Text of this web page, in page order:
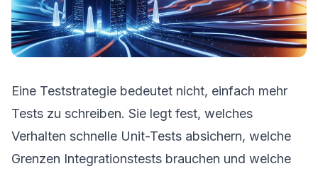
Eine Teststrategie bedeutet nicht, einfach mehr
Tests zu schreiben. Sie legt fest, welches
Verhalten schnelle Unit-Tests absichern, welche
Grenzen Integrationstests brauchen und welche